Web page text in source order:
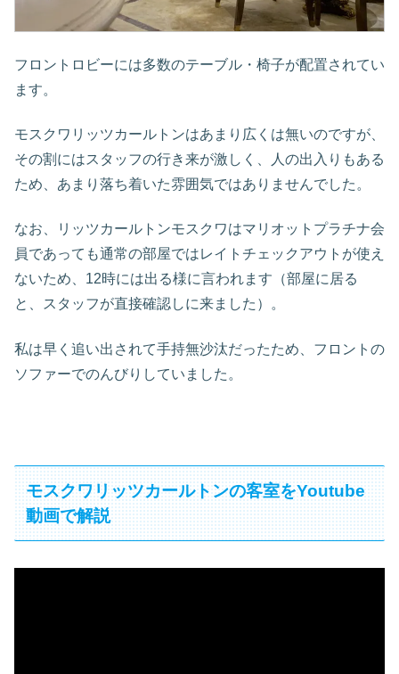
フロントロビーには多数のテーブル・椅子が配置されてい
ます。
モスクワリッツカールトンはあまり広くは無いのですが、
その割にはスタッフの行き来が激しく、人の出入りもある
ため、あまり落ち着いた雰囲気ではありませんでした。
なお、リッツカールトンモスクワはマリオットプラチナ会
員であっても通常の部屋ではレイトチェックアウトが使え
ないため、12時には出る様に言われます（部屋に居る
と、スタッフが直接確認しに来ました）。
私は早く追い出されて手持無沙汰だったため、フロントの
ソファーでのんびりしていました。
モスクワリッツカールトンの客室をYoutube
動画で解説